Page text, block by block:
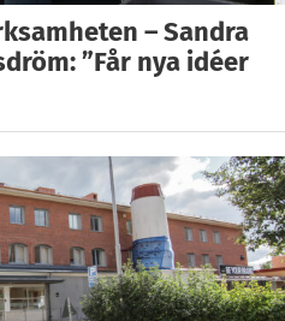
– Sandra
”Får nya idéer